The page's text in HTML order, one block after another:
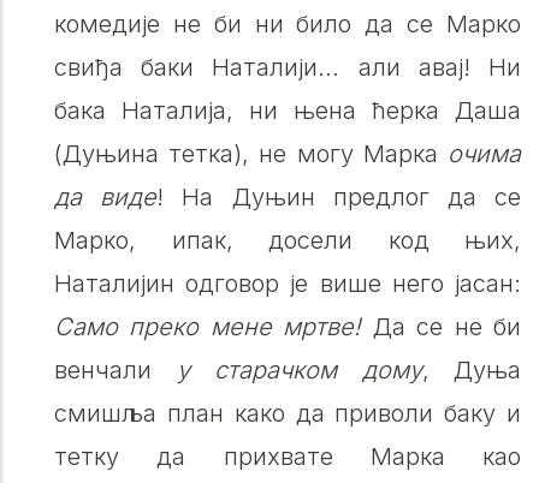
комедије не би ни било да се Марко
свиђа баки Наталији… али авај! Ни
бака Наталија, ни њена ћерка Даша
(Дуњина тетка), не могу Марка очима
да виде! На Дуњин предлог да се
Марко, ипак, досели код њих,
Наталијин одговор је више него јасан:
Само преко мене мртве! Да се не би
венчали у старачком дому, Дуња
смишља план како да приволи баку и
тетку да прихвате Марка као